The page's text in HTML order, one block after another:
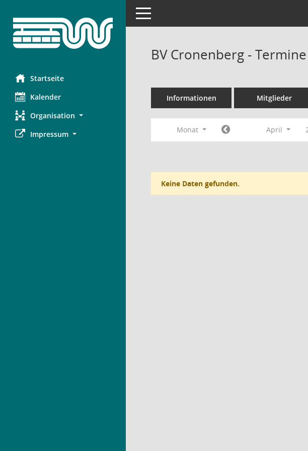
Startseite
Kalender
Organisation
Impressum
Toggle navigation
BV Cronenberg -
Informationen Mitglieder
Monat April
Keine Daten gefunden.